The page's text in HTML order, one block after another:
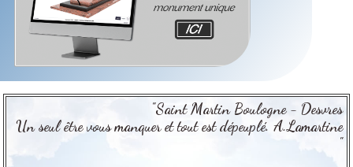
"Saint Martin Boulogne - Desvres
Un seul être vous manquer et tout est dépeuplé. A.Lamartine
"